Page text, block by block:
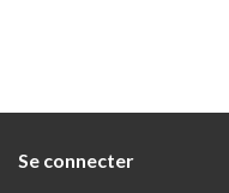
Se connecter